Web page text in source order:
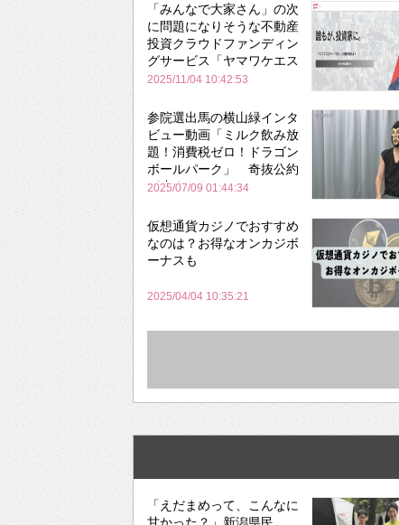
「みんなで大家さん」の次
に問題になりそうな不動産
投資クラウドファンディン
グサービス「ヤマワケエス
テート」
2025/11/04 10:42:53
参院選出馬の横山緑インタ
ビュー動画「ミルク飲み放
題！消費税ゼロ！ドラゴン
ボールパーク」 奇抜公約
が止まらない
2025/07/09 01:44:34
仮想通貨カジノでおすすめ
なのは？お得なオンカジボ
ーナスも
2025/04/04 10:35:21
「えだまめって、こんなに